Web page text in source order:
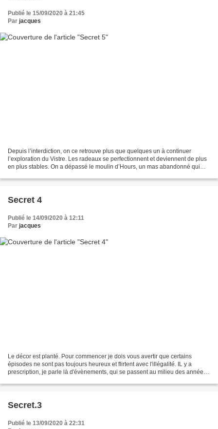
Publié le 15/09/2020 à 21:45
Par jacques
Depuis l’interdiction, on ce retrouve plus que quelques un à continuer
l’exploration du Vistre. Les radeaux se perfectionnent et deviennent de plus
en plus stables. On a dépassé le moulin d’Hours, un mas abandonné qui
Secret 4
Publié le 14/09/2020 à 12:11
Par jacques
Le décor est planté. Pour commencer je dois vous avertir que certains
épisodes ne sont pas toujours heureux et flirtent avec l'illégalité. IL y a
prescription, je parle là d'évènements, qui se passent au milieu des années
Secret.3
Publié le 13/09/2020 à 22:31